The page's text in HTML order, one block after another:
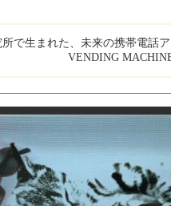
で生まれた、未来の携帯電話
VENDING